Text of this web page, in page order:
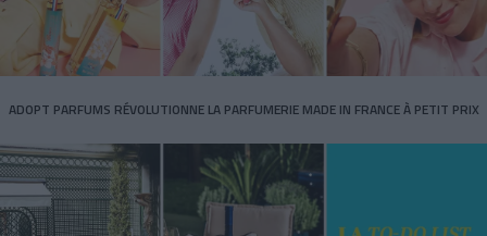
ADOPT PARFUMS RÉVOLUTIONNE LA PARFUMERIE MADE IN FRANCE À PETIT PRIX